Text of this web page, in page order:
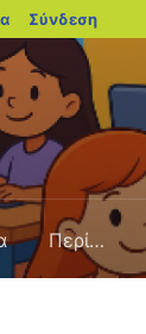
blogs.sch.gr
Σύνδεση
Περί…